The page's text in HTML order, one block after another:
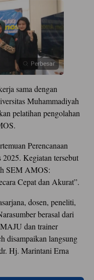
Perbesar
sama dengan
Muhammadiyah
pelatihan pengolahan
Perencanaan
Kegiatan tersebut
SEM AMOS:
Cepat dan Akurat”.
dosen, peneliti,
berasal dari
dan trainer
disampaikan langsung
Hj. Marintani Erna